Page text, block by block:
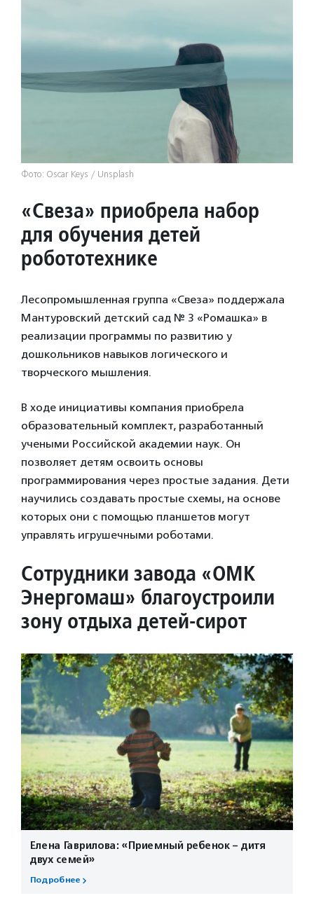
Фото: Oscar Keys / Unsplash
«Свеза» приобрела набор
для обучения детей
робототехнике
Лесопромышленная группа «Свеза» поддержала
Мантуровский детский сад № 3 «Ромашка» в
реализации программы по развитию у
дошкольников навыков логического и
творческого мышления.
В ходе инициативы компания приобрела
образовательный комплект, разработанный
учеными Российской академии наук. Он
позволяет детям освоить основы
программирования через простые задания. Дети
научились создавать простые схемы, на основе
которых они с помощью планшетов могут
управлять игрушечными роботами.
Сотрудники завода «ОМК
Энергомаш» благоустроили
зону отдыха детей-сирот
Елена Гаврилова: «Приемный ребенок – дитя
двух семей»
Подробнее